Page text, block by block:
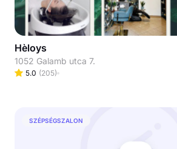
Hèloys
1052 Galamb utca 7.
5.0 (205)
SZÉPSÉGSZALON